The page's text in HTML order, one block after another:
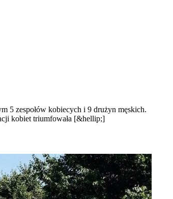
5 zespołów kobiecych i 9 drużyn męskich.
kobiet triumfowała [&hellip;]